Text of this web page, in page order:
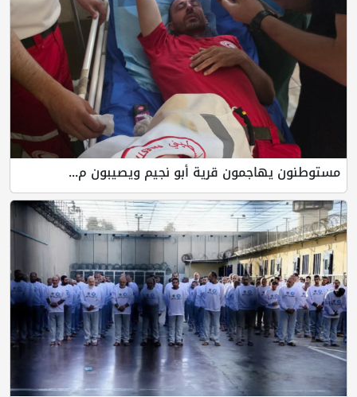
مستوطنون يهاجمون قرية أبو نجيم ويصيبون م...